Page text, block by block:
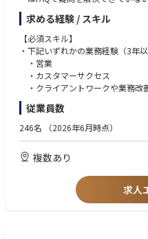
係者と幅広く接点があります
【想定キャリアパス】
原則、関西BC勤務で、より上位
将来的には、関西BCの規模拡大
ネジメントポストの設置など、組
抱えるカスタマーサポートの世界
そがHelpfeelです。
現在は業界を問わず様々なトッ
います。
(※1)特許番号第7112155号、第
2023年には合計20億円の資金調
数年以内のIPOを目指しより一層
ングです。
今後さらなる事業拡大に向け優秀
プロダクト【Helpfeel】のカスタ
いたします
・導入後のオンボーディングサポ
・担当顧客への分析ツールを用い
求める経験 / スキル
【必須スキル】
・下記いずれかの業務経験（3年以
・営業
・カスタマーサクセス
・クライアントワークや業務改
・Chatwork／Teams／Slack／
よびWEB会議ツールを業務で使っ
・SlackやHelpfeel Cosenseなど
での仕事がスムーズにできる方
【歓迎スキル】
・Google Analyticsを用いたWEB
従業員数
246名 （2026年6月時点）
複数あり
求人